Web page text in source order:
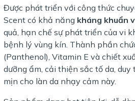
Được phát triển với công thức
Scent có khả năng kháng khuẩn
quả, hạn chế sự phát triển của vi
bệnh lý vùng kín. Thành phần
(Panthenol), Vitamin E và chiết
dưỡng ẩm, cải thiện sắc tố da,
mịn cho làn da nhạy cảm này.